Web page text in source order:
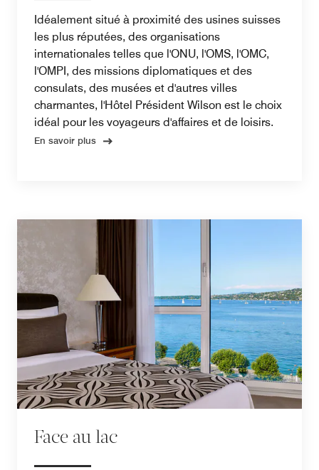
Idéalement situé à proximité des usines suisses
les plus réputées, des organisations
internationales telles que l'ONU, l'OMS, l'OMC,
l'OMPI, des missions diplomatiques et des
consulats, des musées et d'autres villes
charmantes, l'Hôtel Président Wilson est le choix
idéal pour les voyageurs d'affaires et de loisirs.
En savoir plus
Face au lac